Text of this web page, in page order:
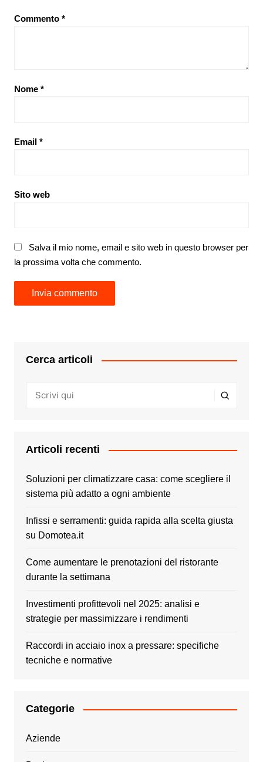
Commento *
Nome *
Email *
Sito web
Salva il mio nome, email e sito web in questo browser per
la prossima volta che commento.
Cerca articoli
Articoli recenti
Soluzioni per climatizzare casa: come scegliere il
sistema più adatto a ogni ambiente
Infissi e serramenti: guida rapida alla scelta giusta
su Domotea.it
Come aumentare le prenotazioni del ristorante
durante la settimana
Investimenti profittevoli nel 2025: analisi e
strategie per massimizzare i rendimenti
Raccordi in acciaio inox a pressare: specifiche
tecniche e normative
Categorie
Aziende